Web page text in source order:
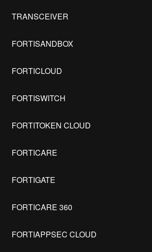
TRANSCEIVER
FORTISANDBOX
FORTICLOUD
FORTISWITCH
FORTITOKEN CLOUD
FORTICARE
FORTIGATE
FORTICARE 360
FORTIAPPSEC CLOUD